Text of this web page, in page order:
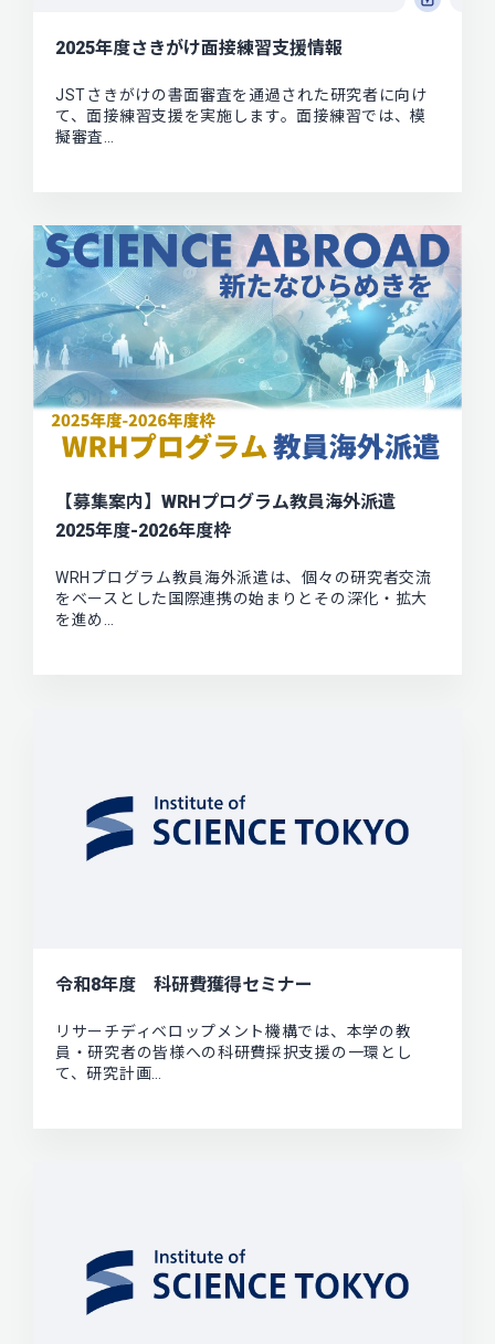
2025年度さきがけ面接練習支援情報
JSTさきがけの書面審査を通過された研究者に向け
て、面接練習支援を実施します。面接練習では、模
擬審査…
【募集案内】WRHプログラム教員海外派遣
2025年度-2026年度枠
WRHプログラム教員海外派遣は、個々の研究者交流
をベースとした国際連携の始まりとその深化・拡大
を進め…
令和8年度 科研費獲得セミナー
リサーチディベロップメント機構では、本学の教
員・研究者の皆様への科研費採択支援の一環とし
て、研究計画…